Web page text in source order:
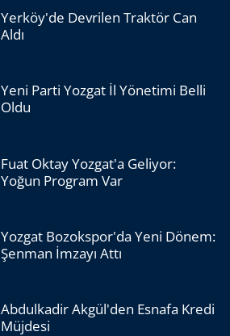
Yerköy'de Devrilen Traktör Can
Aldı
Yeni Parti Yozgat İl Yönetimi Belli
Oldu
Fuat Oktay Yozgat'a Geliyor:
Yoğun Program Var
Yozgat Bozokspor'da Yeni Dönem:
Şenman İmzayı Attı
Abdulkadir Akgül'den Esnafa Kredi
Müjdesi